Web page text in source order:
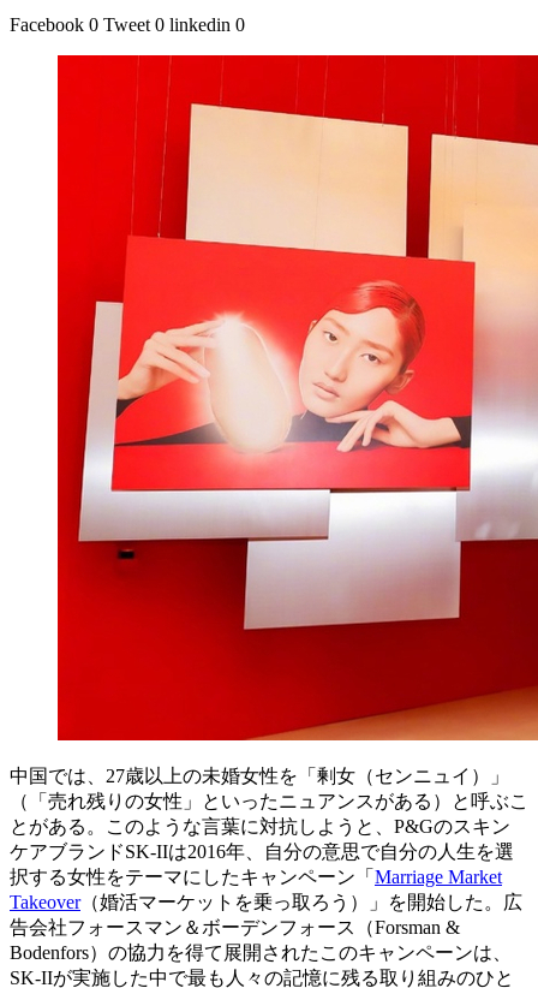
Facebook 0 Tweet 0 linkedin 0
中国では、27歳以上の未婚女性を「剰女（センニュイ）」
（「売れ残りの女性」といったニュアンスがある）と呼ぶこ
とがある。このような言葉に対抗しようと、P&Gのスキン
ケアブランドSK-IIは2016年、自分の意思で自分の人生を選
択する女性をテーマにしたキャンペーン「 Marriage Market
Takeover（婚活マーケットを乗っ取ろう）」を開始した。広
告会社フォースマン＆ボーデンフォース（Forsman &
Bodenfors）の協力を得て展開されたこのキャンペーンは、
SK-IIが実施した中で最も人々の記憶に残る取り組みのひと